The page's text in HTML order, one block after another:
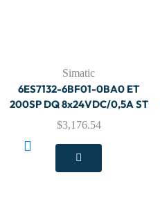
Simatic
6ES7132-6BF01-0BA0 ET
200SP DQ 8x24VDC/0,5A ST
$3,176.54